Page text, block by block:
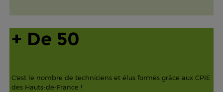
+ De 50
C'est le nombre de techniciens et élus formés grâce aux CPIE
des Hauts-de-France !